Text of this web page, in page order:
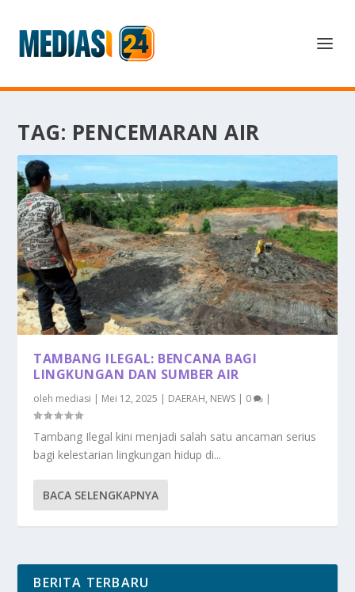
TAG: PENCEMARAN AIR
TAMBANG ILEGAL: BENCANA BAGI
LINGKUNGAN DAN SUMBER AIR
oleh mediasi | Mei 12, 2025 | DAERAH, NEWS | 0 |
Tambang Ilegal kini menjadi salah satu ancaman serius
bagi kelestarian lingkungan hidup di...
BACA SELENGKAPNYA
BERITA TERBARU